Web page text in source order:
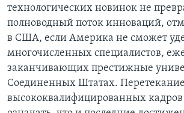
технологических новинок не
полноводный поток инноваций,
в США, если Америка не сможет
многочисленных специалистов,
заканчивающих престижные
Соединенных Штатах. Перетекание
высококвалифицированных кадров